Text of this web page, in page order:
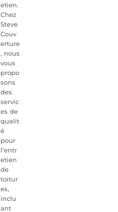
etien.
Chez
Steve
Couv
erture
, nous
vous
propo
sons
des
servic
es de
qualit
é
pour
l’entr
etien
de
toitur
es,
inclu
ant